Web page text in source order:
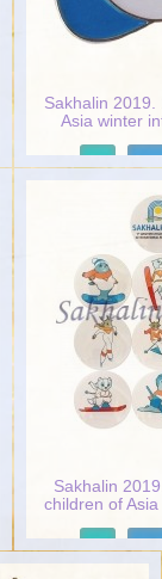
Sakhalin 2019.
Asia winter
Sakhalin
children of